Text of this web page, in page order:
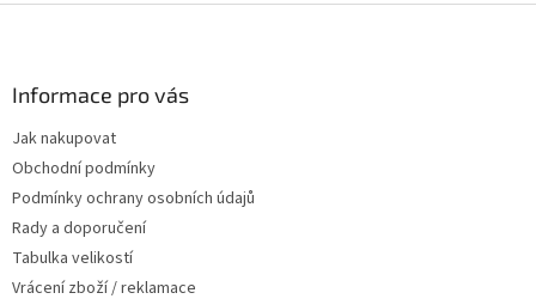
Informace pro vás
Jak nakupovat
Obchodní podmínky
Podmínky ochrany osobních údajů
Rady a doporučení
Tabulka velikostí
Vrácení zboží / reklamace